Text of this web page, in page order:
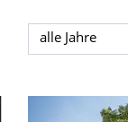
Jahr auswählen